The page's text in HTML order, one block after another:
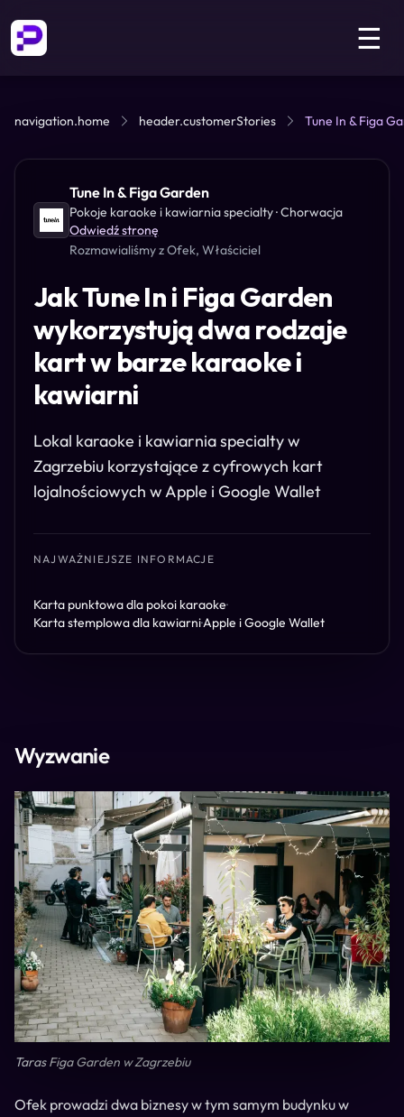
☰
navigation.home header.customerStories Tune In & Figa
Tune In & Figa Garden
Pokoje karaoke i kawiarnia specialty· Chorwacja
Odwiedź stronę
Rozmawialiśmy zOfek, Właściciel
Jak Tune In i Figa Garden
wykorzystują dwa rodzaje
kart w barze karaoke i
kawiarni
Lokal karaoke i kawiarnia specialty w
Zagrzebiu korzystające z cyfrowych kart
lojalnościowych w Apple i Google Wallet
NAJWAŻNIEJSZE INFORMACJE
Karta punktowa dla pokoi karaoke·
Karta stemplowa dla kawiarni·Apple i Google Wallet
Wyzwanie
Taras Figa Garden w Zagrzebiu
Ofek prowadzi dwa biznesy w tym samym budynku w